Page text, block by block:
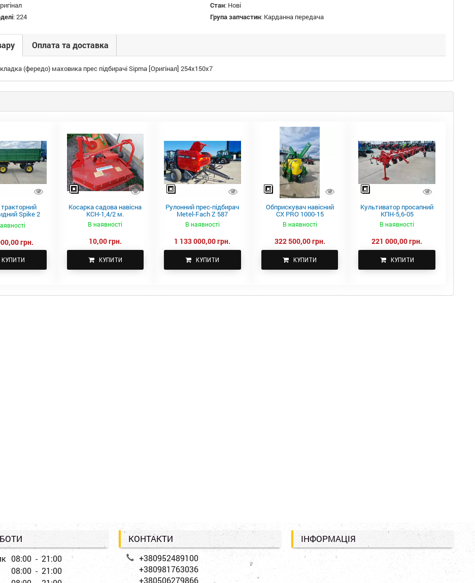
Стан: Нові
:224 Група запчастин: Карданна передача
Оплата та доставка
(фередо) маховика прес підбирачі Sipma [Оригінал] 254x150x7
тракторний
Spike 2
грн.
КУПИТИ
Косарка садова навісна
КСН-1,4/2 м.
В наявності
10,00 грн.
КУПИТИ
Рулонний прес-підбирач
Metel-Fach Z 587
В наявності
1 133 000,00 грн.
КУПИТИ
Обприскувач навісний
CX PRO 1000-15
В наявності
322 500,00 грн.
КУПИТИ
Культиватор просапний
КПН-5,6-05
В наявності
221 000,00 грн.
КУПИТИ
08:00 - 21:00
08:00 - 21:00
КОНТАКТИ
+380952489100
+380981763036
+380506279866
ІНФОРМАЦІЯ